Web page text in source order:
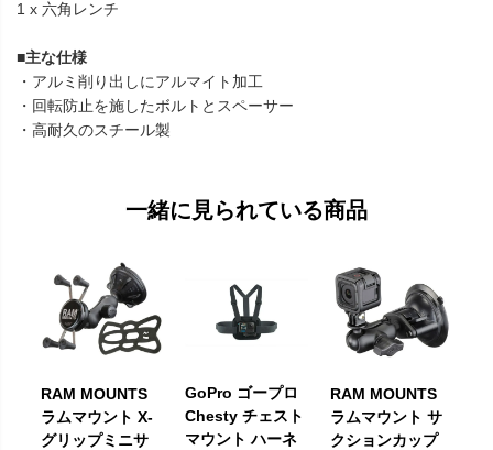
1 x 六角レンチ
■主な仕様
・アルミ削り出しにアルマイト加工
・回転防止を施したボルトとスペーサー
・高耐久のスチール製
一緒に見られている商品
RAM MOUNTS
ラムマウント X-
グリップミニサ
GoPro ゴープロ
Chesty チェスト
マウント ハーネ
RAM MOUNTS
ラムマウント サ
クションカップ